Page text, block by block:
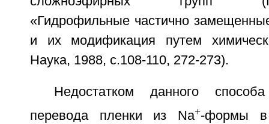
«Гидрофильные частично
и их модификация путем
Наука, 1988, с.108-110, 272-273).
Недостатком данного
перевода пленки из Na+-формы в